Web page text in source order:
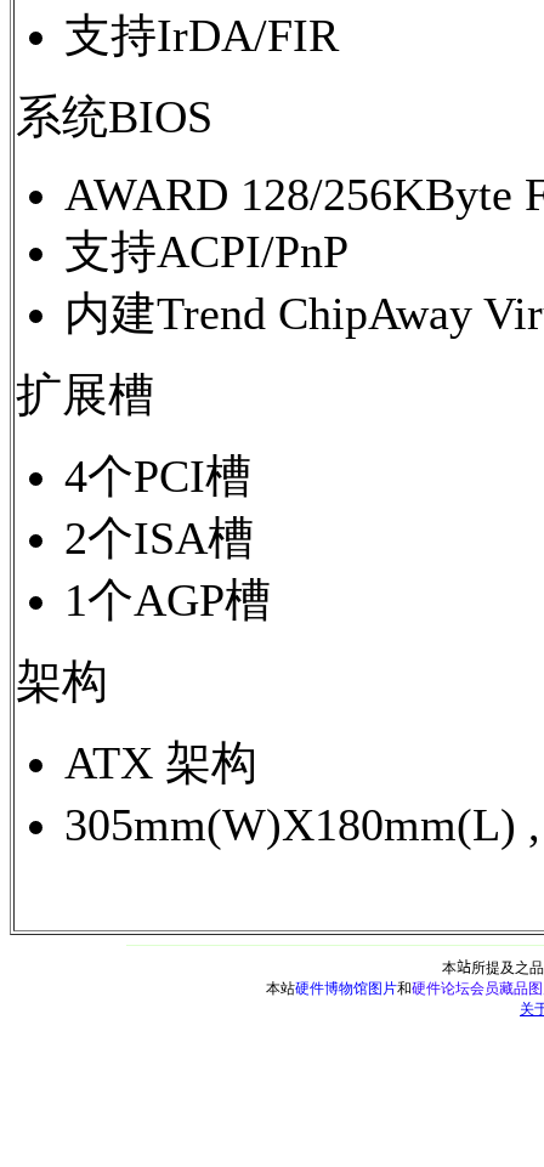
支持IrDA/FIR
系统BIOS
AWARD 128/256KByte
支持ACPI/PnP
内建Trend ChipAway
扩展槽
4个PCI槽
2个ISA槽
1个AGP槽
架构
ATX 架构
305mm(W)X180mm(L)
本站所提及之
本站硬件博物馆图片和硬件论坛会员藏品
关